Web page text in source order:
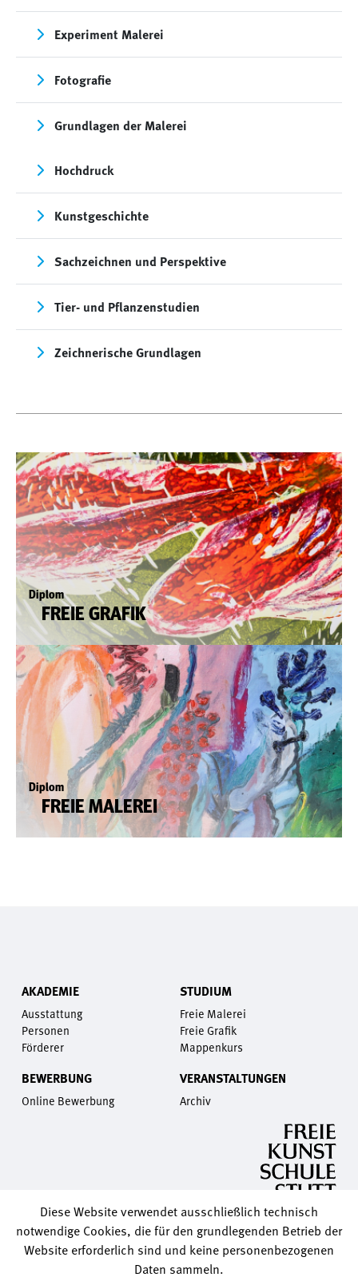
Experiment Malerei
Fotografie
Grundlagen der Malerei
Hochdruck
Kunstgeschichte
Sachzeichnen und Perspektive
Tier- und Pflanzenstudien
Zeichnerische Grundlagen
Diplom
FREIE GRAFIK
Diplom
FREIE MALEREI
AKADEMIE
Ausstattung
Personen
Förderer
STUDIUM
Freie Malerei
Freie Grafik
Mappenkurs
BEWERBUNG
Online Bewerbung
VERANSTALTUNGEN
Archiv
Diese Website verwendet ausschließlich technisch
notwendige Cookies, die für den grundlegenden Betrieb der
Website erforderlich sind und keine personenbezogenen
Daten sammeln.